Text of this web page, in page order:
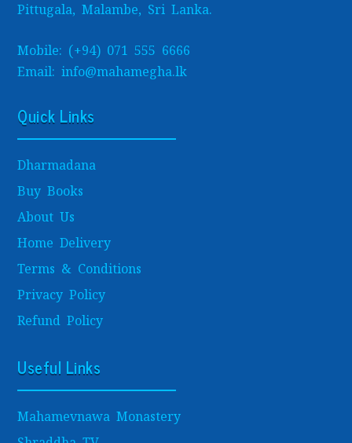
Pittugala, Malambe, Sri Lanka.
Mobile: (+94) 071 555 6666
Email: info@mahamegha.lk
Quick Links
Dharmadana
Buy Books
About Us
Home Delivery
Terms & Conditions
Privacy Policy
Refund Policy
Useful Links
Mahamevnawa Monastery